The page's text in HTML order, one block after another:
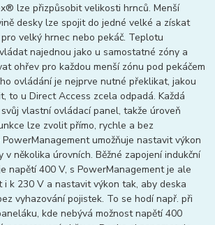
lze přizpůsobit velikosti hrnců. Menší
desky lze spojit do jedné velké a získat
velký hrnec nebo pekáč. Teplotu
najednou jako u samostatné zóny a
ohřev pro každou menší zónu pod pekáčem
ovládání je nejprve nutné překlikat, jakou
to u Direct Access zcela odpadá. Každá
vlastní ovládací panel, takže úroveň
lze zvolit přímo, rychle a bez
umožňuje nastavit výkon
v několika úrovních. Běžné zapojení indukční
napětí 400 V, s PowerManagement je ale
i k 230 V a nastavit výkon tak, aby deska
vyhazování pojistek. To se hodí např. při
kde nebývá možnost napětí 400